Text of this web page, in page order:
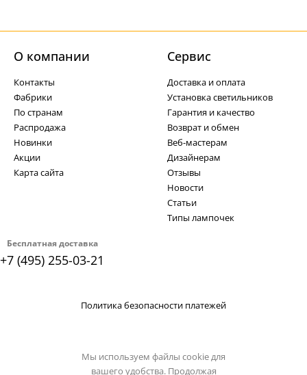
Бесплатная доставка
+7 (495) 255-03-21
О компании
Контакты
Фабрики
По странам
Распродажа
Новинки
Акции
Карта сайта
Cервис
Доставка и оплата
Установка светильников
Гарантия и качество
Возврат и обмен
Веб-мастерам
Дизайнерам
Отзывы
Новости
Статьи
Типы лампочек
Политика безопасности платежей
Мы используем файлы cookie для
вашего удобства. Продолжая